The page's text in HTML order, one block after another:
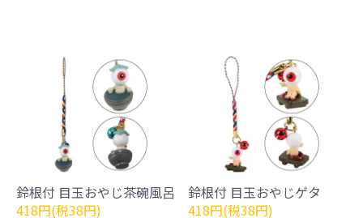
鈴根付 目玉おやじ茶碗風呂
418円(税38円)
鈴根付 目玉おやじゲタ
418円(税38円)